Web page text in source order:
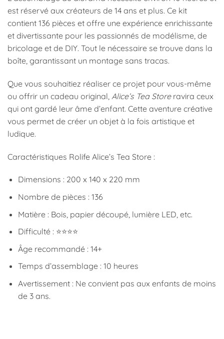
est réservé aux créateurs de 14 ans et plus. Ce kit
contient 136 pièces et offre une expérience enrichissante
et divertissante pour les passionnés de modélisme, de
bricolage et de DIY. Tout le nécessaire se trouve dans la
boîte, garantissant un montage sans tracas.
Que vous souhaitiez réaliser ce projet pour vous-même
ou offrir un cadeau original, Alice’s Tea Storeravira ceux
qui ont gardé leur âme d’enfant. Cette aventure créative
vous permet de créer un objet à la fois artistique et
ludique.
Caractéristiques Rolife Alice’s Tea Store :
Dimensions : 200 x 140 x 220 mm
Nombre de pièces : 136
Matière : Bois, papier découpé, lumière LED, etc.
Difficulté : ⭐⭐⭐⭐
Âge recommandé : 14+
Temps d’assemblage : 10 heures
Avertissement : Ne convient pas aux enfants de moins
de 3 ans.